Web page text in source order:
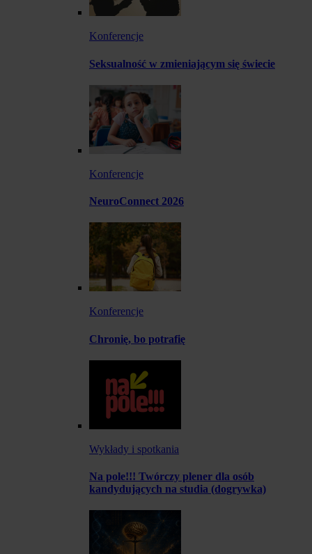
Konferencje
Seksualność w zmieniającym się świecie
Konferencje
NeuroConnect 2026
Konferencje
Chronię, bo potrafię
Wykłady i spotkania
Na pole!!! Twórczy plener dla osób
kandydujących na studia (dogrywka)